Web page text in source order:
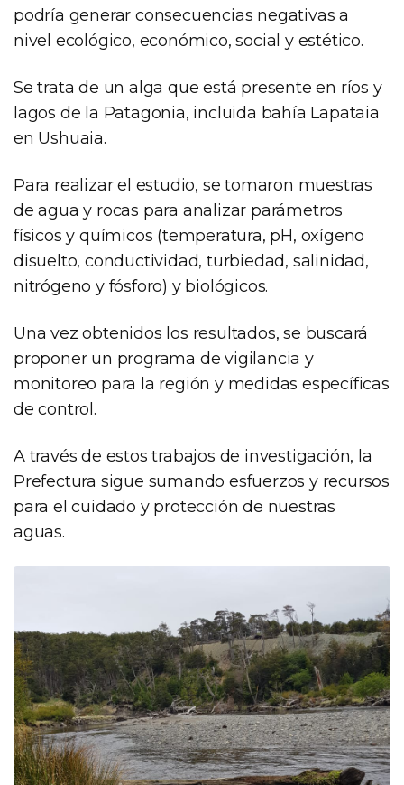
podría generar consecuencias negativas a
nivel ecológico, económico, social y estético.
Se trata de un alga que está presente en ríos y
lagos de la Patagonia, incluida bahía Lapataia
en Ushuaia.
Para realizar el estudio, se tomaron muestras
de agua y rocas para analizar parámetros
físicos y químicos (temperatura, pH, oxígeno
disuelto, conductividad, turbiedad, salinidad,
nitrógeno y fósforo) y biológicos.
Una vez obtenidos los resultados, se buscará
proponer un programa de vigilancia y
monitoreo para la región y medidas específicas
de control.
A través de estos trabajos de investigación, la
Prefectura sigue sumando esfuerzos y recursos
para el cuidado y protección de nuestras
aguas.